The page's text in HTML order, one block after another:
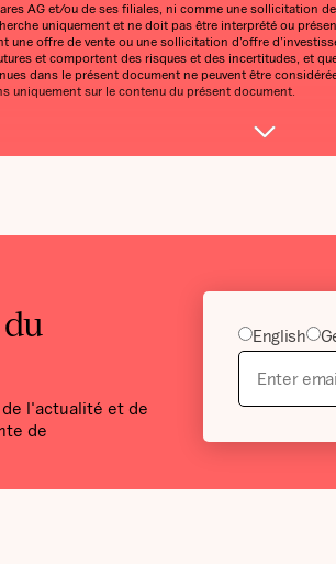
AG et/ou de ses filiales, ni comme une sollicitation
uniquement et ne doit pas être interprété ou
offre de vente ou une sollicitation d’offre
et comportent des risques et des incertitudes, et
dans le présent document ne peuvent être
uniquement sur le contenu du présent document.
l'actualité et de
de
English